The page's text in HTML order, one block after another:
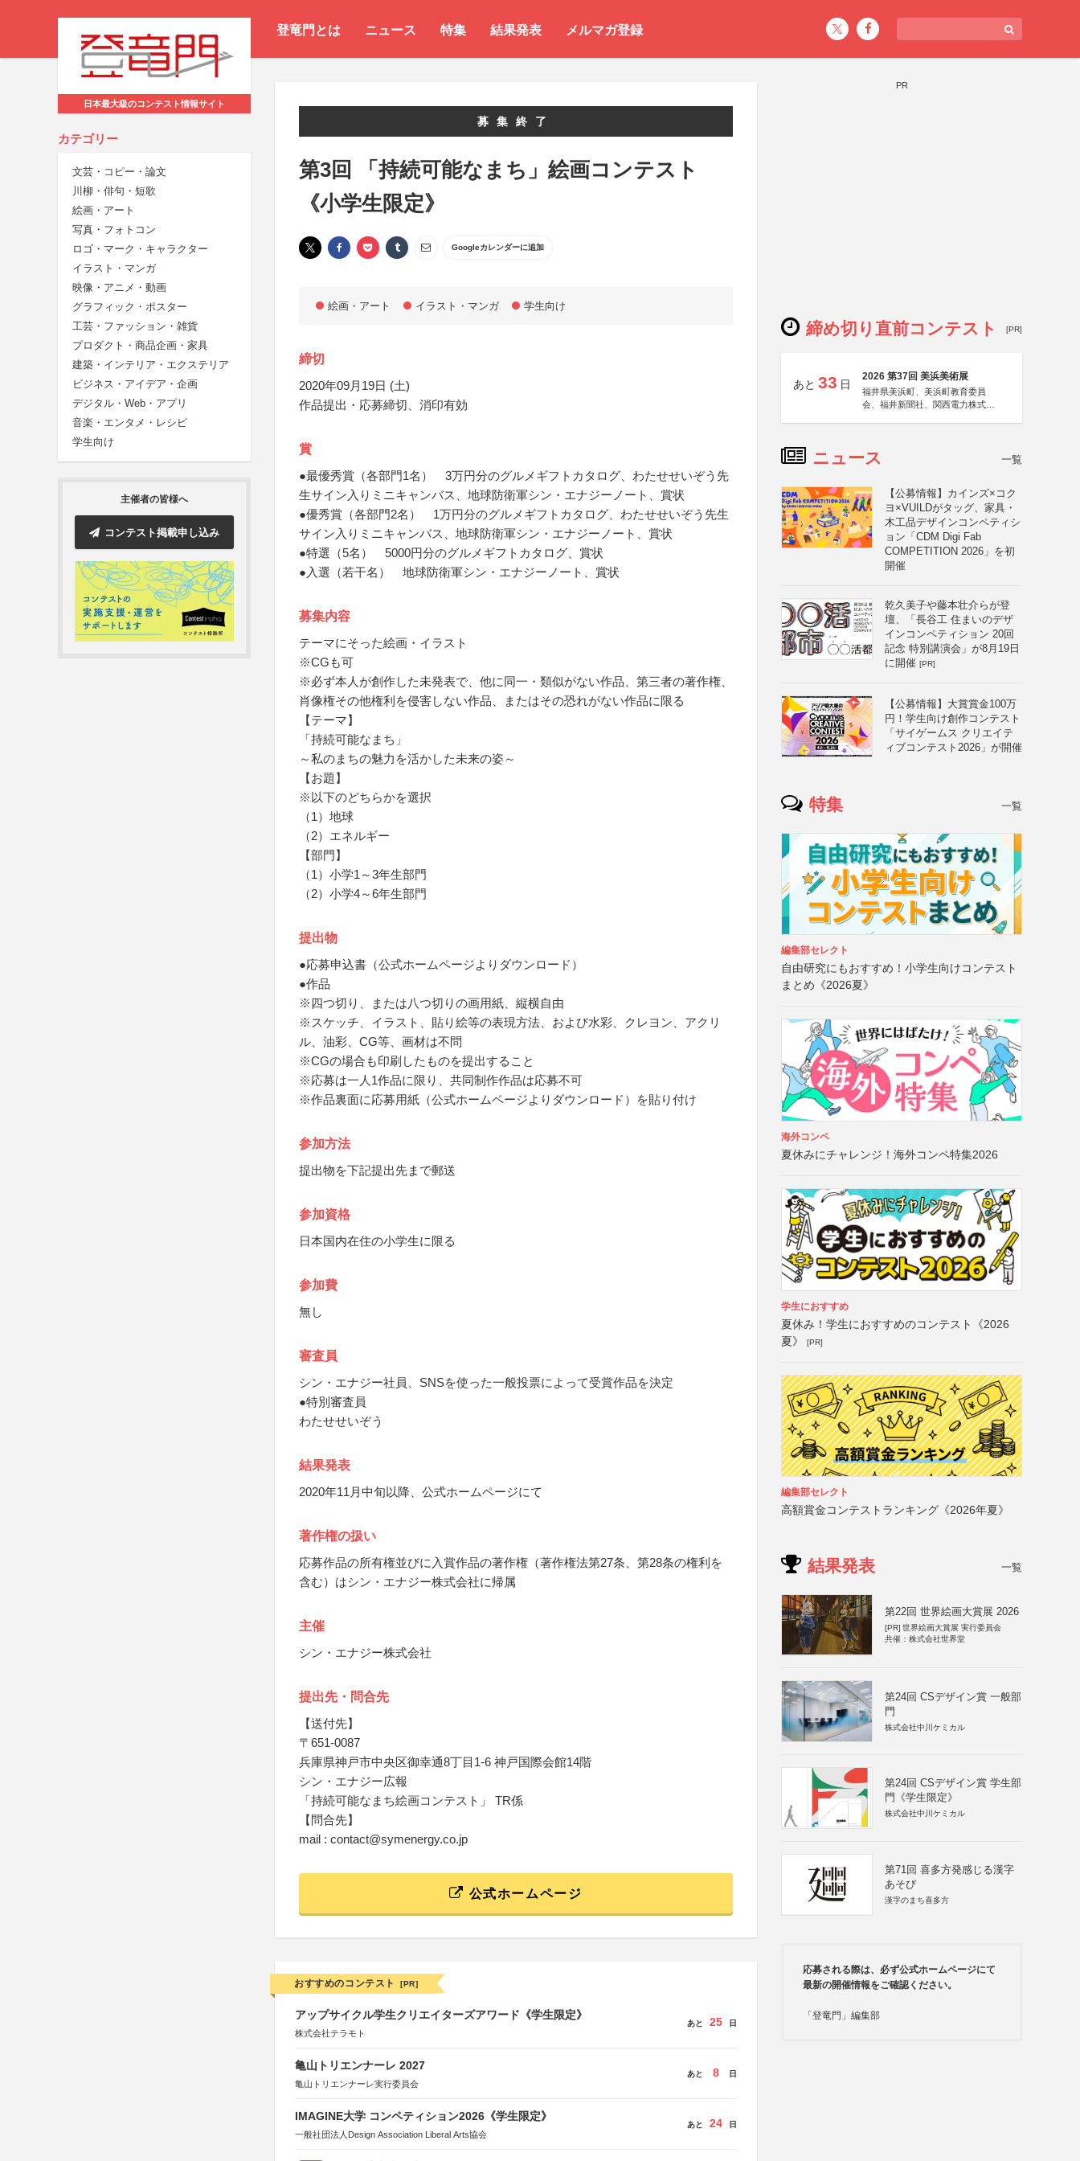
登竜門とは ニュース 特集 結果発表 メルマガ登録
日本最大級のコンテスト情報サイト
カテゴリー
文芸・コピー・論文
川柳・俳句・短歌
絵画・アート
写真・フォトコン
ロゴ・マーク・キャラクター
イラスト・マンガ
映像・アニメ・動画
グラフィック・ポスター
工芸・ファッション・雑貨
プロダクト・商品企画・家具
建築・インテリア・エクステリア
ビジネス・アイデア・企画
デジタル・Web・アプリ
音楽・エンタメ・レシピ
学生向け
主催者の皆様へ
コンテスト掲載申し込み
募集終了
第3回 「持続可能なまち」絵画コンテスト
《小学生限定》
Googleカレンダーに追加
絵画・アート イラスト・マンガ 学生向け
締切
2020年09月19日 (土)
作品提出・応募締切、消印有効
賞
●最優秀賞（各部門1名） 3万円分のグルメギフトカタログ、わたせせいぞう先
生サイン入りミニキャンバス、地球防衛軍シン・エナジーノート、賞状
●優秀賞（各部門2名） 1万円分のグルメギフトカタログ、わたせせいぞう先生
サイン入りミニキャンバス、地球防衛軍シン・エナジーノート、賞状
●特選（5名） 5000円分のグルメギフトカタログ、賞状
●入選（若干名） 地球防衛軍シン・エナジーノート、賞状
募集内容
テーマにそった絵画・イラスト
※CGも可
※必ず本人が創作した未発表で、他に同一・類似がない作品、第三者の著作権、
肖像権その他権利を侵害しない作品、またはその恐れがない作品に限る
【テーマ】
「持続可能なまち」
～私のまちの魅力を活かした未来の姿～
【お題】
※以下のどちらかを選択
（1）地球
（2）エネルギー
【部門】
（1）小学1～3年生部門
（2）小学4～6年生部門
提出物
●応募申込書（公式ホームページよりダウンロード）
●作品
※四つ切り、または八つ切りの画用紙、縦横自由
※スケッチ、イラスト、貼り絵等の表現方法、および水彩、クレヨン、アクリ
ル、油彩、CG等、画材は不問
※CGの場合も印刷したものを提出すること
※応募は一人1作品に限り、共同制作作品は応募不可
※作品裏面に応募用紙（公式ホームページよりダウンロード）を貼り付け
参加方法
提出物を下記提出先まで郵送
参加資格
日本国内在住の小学生に限る
参加費
無し
審査員
シン・エナジー社員、SNSを使った一般投票によって受賞作品を決定
●特別審査員
わたせせいぞう
結果発表
2020年11月中旬以降、公式ホームページにて
著作権の扱い
応募作品の所有権並びに入賞作品の著作権（著作権法第27条、第28条の権利を
含む）はシン・エナジー株式会社に帰属
主催
シン・エナジー株式会社
提出先・問合先
【送付先】
〒651-0087
兵庫県神戸市中央区御幸通8丁目1-6 神戸国際会館14階
シン・エナジー広報
「持続可能なまち絵画コンテスト」 TR係
【問合先】
mail : contact@symenergy.co.jp
公式ホームページ
おすすめのコンテスト [PR]
アップサイクル学生クリエイターズアワード《学生限定》
株式会社テラモト
あと 25 日
亀山トリエンナーレ 2027
亀山トリエンナーレ実行委員会
あと 8 日
IMAGINE大学 コンペティション2026《学生限定》
一般社団法人Design Association Liberal Arts協会
あと 24 日
PR
締め切り直前コンテスト [PR]
あと 33 日
2026 第37回 美浜美術展
福井県美浜町、美浜町教育委員
会、福井新聞社、関西電力株式会
ニュース 一覧
【公募情報】カインズ×コク
ヨ×VUILDがタッグ、家具・
木工品デザインコンペティシ
ョン「CDM Digi Fab
COMPETITION 2026」を初
開催
乾久美子や藤本壮介らが登
壇、「長谷工 住まいのデザ
インコンペティション 20回
記念 特別講演会」が8月19日
に開催 [PR]
【公募情報】大賞賞金100万
円！学生向け創作コンテスト
「サイゲームス クリエイテ
ィブコンテスト2026」が開催
特集 一覧
編集部セレクト
自由研究にもおすすめ！小学生向けコンテスト
まとめ《2026夏》
海外コンペ
夏休みにチャレンジ！海外コンペ特集2026
学生におすすめ
夏休み！学生におすすめのコンテスト《2026
夏》
[PR]
編集部セレクト
高額賞金コンテストランキング《2026年夏》
結果発表 一覧
第22回 世界絵画大賞展 2026
[PR] 世界絵画大賞展 実行委員会
共催：株式会社世界堂
第24回 CSデザイン賞 一般部
門
株式会社中川ケミカル
第24回 CSデザイン賞 学生部
門《学生限定》
株式会社中川ケミカル
第71回 喜多方発感じる漢字
あそび
漢字のまち喜多方
応募される際は、必ず公式ホームページにて
最新の開催情報をご確認ください。
「登竜門」編集部